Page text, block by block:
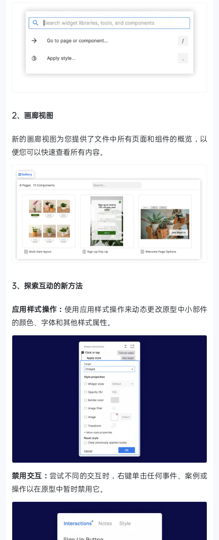
2、画廊视图
新的画廊视图为您提供了文件中所有页面和组件的概览，以
便您可以快速查看所有内容。
3、探索互动的新方法
应用样式操作： 使用应用样式操作来动态更改原型中小部件
的颜色、字体和其他样式属性。
禁用交互： 尝试不同的交互时，右键单击任何事件、案例或
操作以在原型中暂时禁用它。